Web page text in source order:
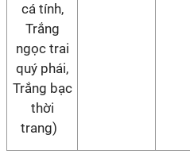
cá tính,
Trắng
ngọc trai
quý phái,
Trắng bạc
thời
trang)